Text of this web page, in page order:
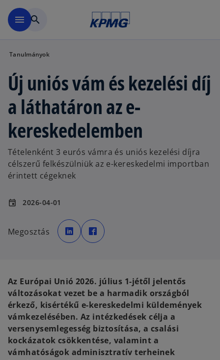
menu search
Tanulmányok
Új uniós vám és kezelési díj
a láthatáron az e-
kereskedelemben
Tételenként 3 eurós vámra és uniós kezelési díjra
célszerű felkészülniük az e-kereskedelmi importban
érintett cégeknek
event 2026-04-01
Megosztás
o
p
e
n
w
t
a
b
p
e
w
t
a
b
Az Európai Unió 2026. július 1-jétől jelentős
változásokat vezet be a harmadik országból
érkező, kisértékű e-kereskedelmi küldemények
vámkezelésében. Az intézkedések célja a
versenysemlegesség biztosítása, a csalási
kockázatok csökkentése, valamint a
vámhatóságok adminisztratív terheinek